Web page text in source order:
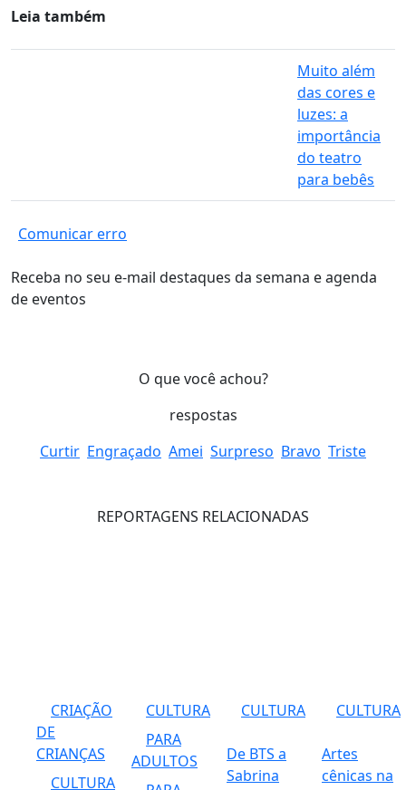
Leia também
Muito além
das cores e
luzes: a
importância
do teatro
para bebês
Comunicar erro
Receba no seu e-mail destaques da semana e agenda
de eventos
O que você achou?
respostas
Curtir Engraçado Amei Surpreso Bravo Triste
REPORTAGENS RELACIONADAS
CRIAÇÃO
DE
CRIANÇAS
CULTURA
CULTURA
PARA
ADULTOS
CULTURA
De BTS a
Sabrina
CULTURA
Artes
cênicas na